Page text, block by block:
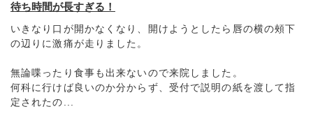
待ち時間が長すぎる！
いきなり口が開かなくなり、開けようとしたら唇の横の頰下
の辺りに激痛が走りました。
無論喋ったり食事も出来ないので来院しました。
何科に行けば良いのか分からず、受付で説明の紙を渡して指
定されたの...